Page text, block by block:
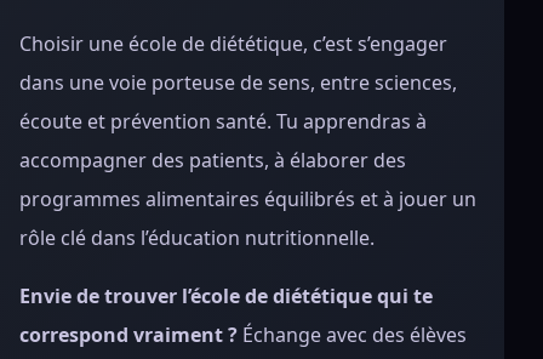
Choisir une école de diététique, c’est s’engager
dans une voie porteuse de sens, entre sciences,
écoute et prévention santé. Tu apprendras à
accompagner des patients, à élaborer des
programmes alimentaires équilibrés et à jouer un
rôle clé dans l’éducation nutritionnelle.
Envie de trouver l’école de diététique qui te
correspond vraiment ? Échange avec des élèves